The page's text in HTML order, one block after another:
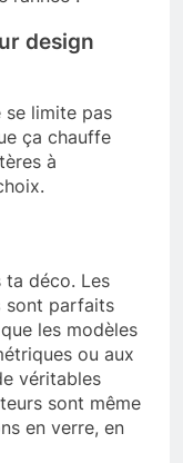
design
se limite pas
ça chauffe
à
ta déco. Les
sont parfaits
les modèles
ou aux
véritables
sont même
en verre, en